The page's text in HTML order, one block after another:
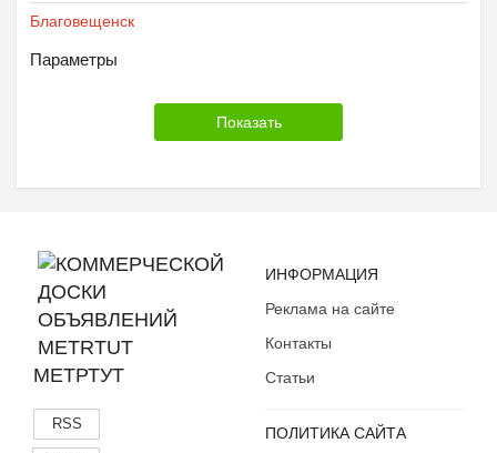
Благовещенск
Параметры
МЕТРТУТ
RSS
ИНФОРМАЦИЯ
Реклама на сайте
Контакты
Статьи
ПОЛИТИКА САЙТА